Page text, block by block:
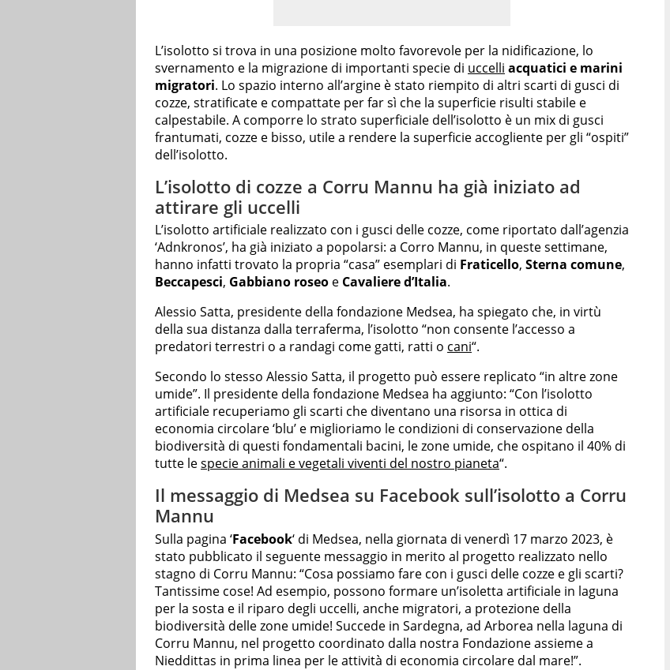
L’isolotto si trova in una posizione molto favorevole per la nidificazione, lo
svernamento e la migrazione di importanti specie di uccelli acquatici e marini
migratori. Lo spazio interno all’argine è stato riempito di altri scarti di gusci di
cozze, stratificate e compattate per far sì che la superficie risulti stabile e
calpestabile. A comporre lo strato superficiale dell’isolotto è un mix di gusci
frantumati, cozze e bisso, utile a rendere la superficie accogliente per gli “ospiti”
dell’isolotto.
L’isolotto di cozze a Corru Mannu ha già iniziato ad
attirare gli uccelli
L’isolotto artificiale realizzato con i gusci delle cozze, come riportato dall’agenzia
‘Adnkronos’, ha già iniziato a popolarsi: a Corro Mannu, in queste settimane,
hanno infatti trovato la propria “casa” esemplari di Fraticello, Sterna comune,
Beccapesci, Gabbiano roseo e Cavaliere d’Italia.
Alessio Satta, presidente della fondazione Medsea, ha spiegato che, in virtù
della sua distanza dalla terraferma, l’isolotto “non consente l’accesso a
predatori terrestri o a randagi come gatti, ratti o cani“.
Secondo lo stesso Alessio Satta, il progetto può essere replicato “in altre zone
umide”. Il presidente della fondazione Medsea ha aggiunto: “Con l’isolotto
artificiale recuperiamo gli scarti che diventano una risorsa in ottica di
economia circolare ‘blu’ e miglioriamo le condizioni di conservazione della
biodiversità di questi fondamentali bacini, le zone umide, che ospitano il 40% di
tutte lespecie animali e vegetali viventi del nostro pianeta“.
Il messaggio di Medsea su Facebook sull’isolotto a Corru
Mannu
Sulla pagina ‘Facebook‘ di Medsea, nella giornata di venerdì 17 marzo 2023, è
stato pubblicato il seguente messaggio in merito al progetto realizzato nello
stagno di Corru Mannu: “Cosa possiamo fare con i gusci delle cozze e gli scarti?
Tantissime cose! Ad esempio, possono formare un’isoletta artificiale in laguna
per la sosta e il riparo degli uccelli, anche migratori, a protezione della
biodiversità delle zone umide! Succede in Sardegna, ad Arborea nella laguna di
Corru Mannu, nel progetto coordinato dalla nostra Fondazione assieme a
Nieddittas in prima linea per le attività di economia circolare dal mare!”.